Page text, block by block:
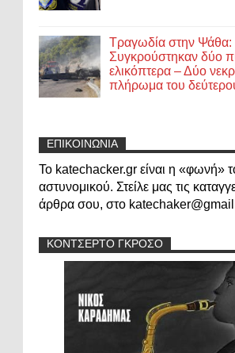
Τραγωδία στην Ψάθα:
Συγκρούστηκαν δύο
ελικόπτερα – Δύο
πλήρωμα του
ΕΠΙΚΟΙΝΩΝΙΑ
Το katechacker.gr είναι η «φωνή»
αστυνομικού. Στείλε μας τις
άρθρα σου, στο
ΚΟΝΤΣΕΡΤΟ ΓΚΡΟΣΟ